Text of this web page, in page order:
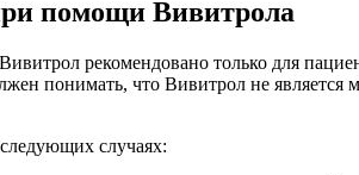
помощи Вивитрола
рекомендовано только для
понимать, что Вивитрол не
случаях: